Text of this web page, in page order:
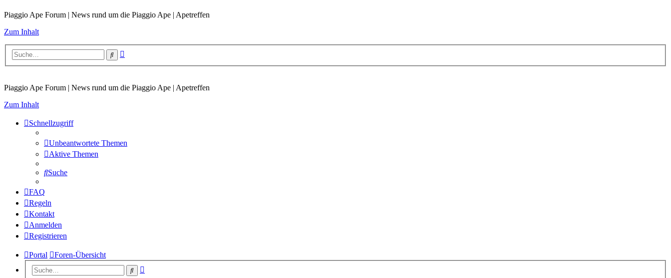
Piaggio Ape Forum | News rund um die Piaggio Ape | Apetreffen
Zum Inhalt
Suche
Piaggio Ape Forum | News rund um die Piaggio Ape | Apetreffen
Zum Inhalt
Schnellzugriff
Unbeantwortete Themen
Aktive Themen
Suche
FAQ
Regeln
Kontakt
Anmelden
Registrieren
Portal Foren-Übersicht
Suche